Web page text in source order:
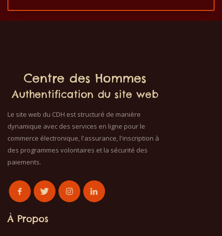
Centre des Hommes
Authentification du site web
Le site web du CDH est structuré de manière
dynamique avec des services en ligne pour le
commerce électronique, l'assurance, l'inscription à
des programmes volontaires et la sécurité des
paiements.
À Propos